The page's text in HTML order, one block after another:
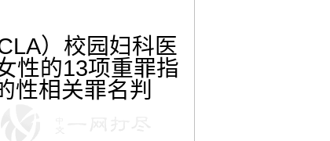
）校园妇科医
性的13项重罪指
性相关罪名判